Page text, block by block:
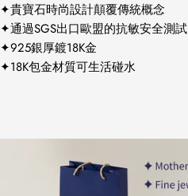
✦貴寶石時尚設計顛覆傳統概念
✦通過SGS出口歐盟的抗敏安全測試
✦925銀厚鍍18K金
✦18K包金材質可生活碰水